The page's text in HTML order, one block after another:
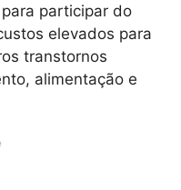
participar do
elevados para
transtornos
alimentação e